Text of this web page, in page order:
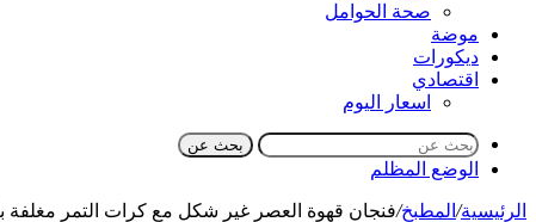
صحة الحوامل
موضة
ديكورات
اقتصادي
اسعار اليوم
بحث عن
الوضع المظلم
الرئيسية/ المطبخ/فنجان قهوة العصر غير شكل مع كرات التمر مغلفة